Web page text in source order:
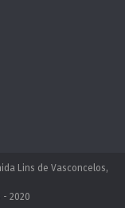
Lins de Vasconcelos,
- 2020